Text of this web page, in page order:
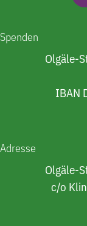
Spenden
Olgäle-
IBAN
Adresse
Olgäle-
c/o